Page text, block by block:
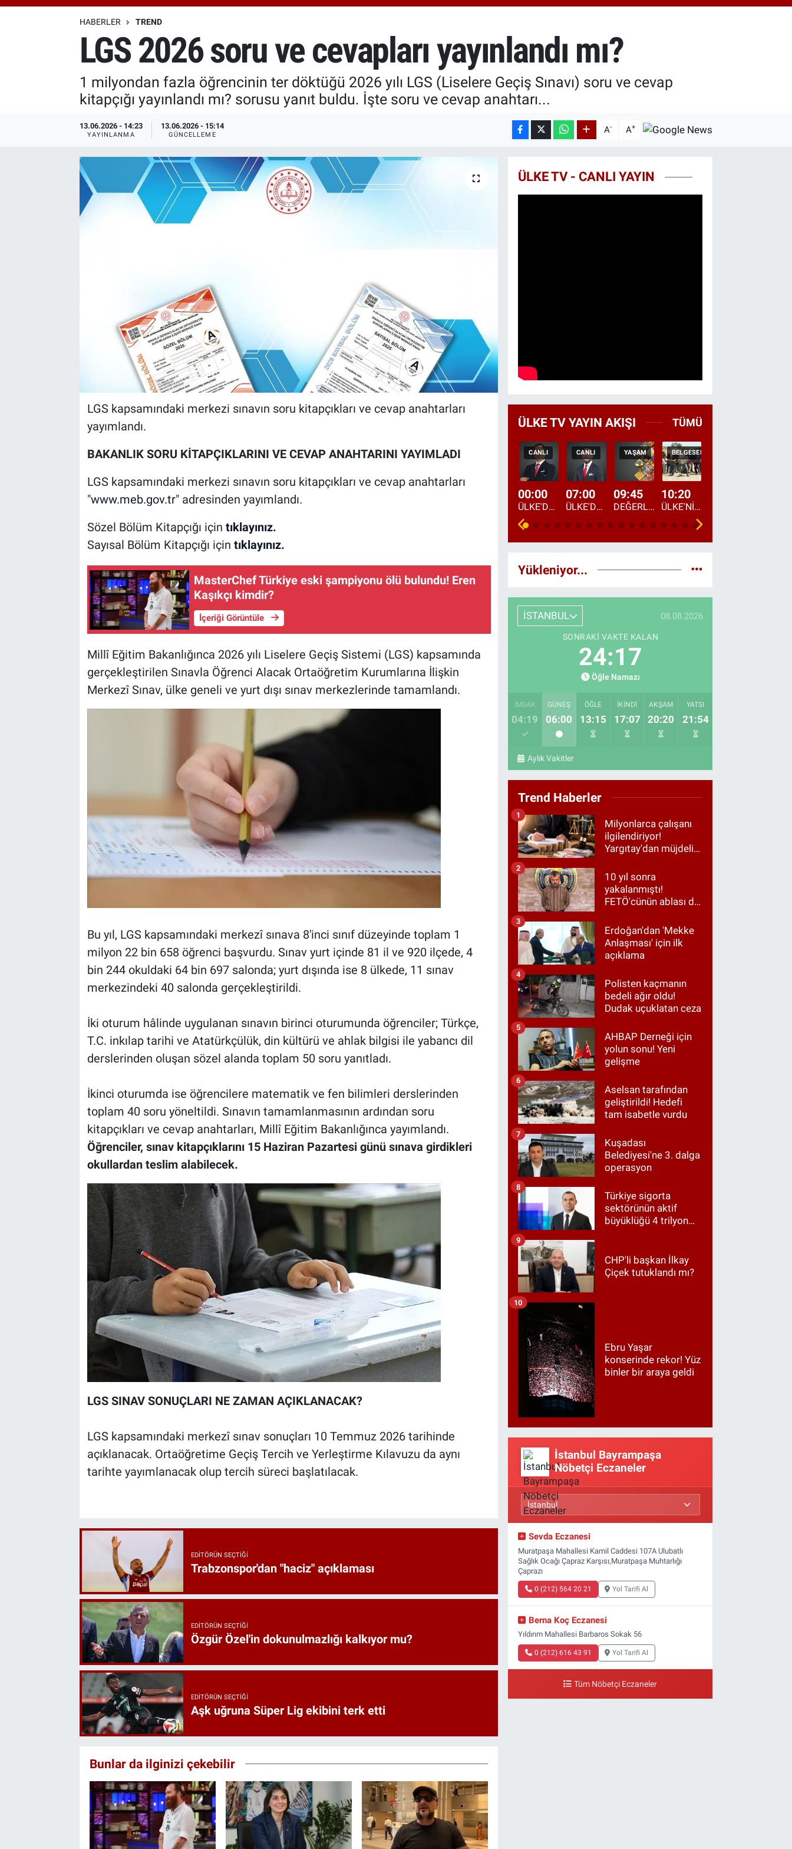
64.959,79
HABERLER TREND
LGS 2026 soru ve cevapları yayınlandı mı?
1 milyondan fazla öğrencinin ter döktüğü 2026 yılı LGS (Liselere Geçiş Sınavı) soru ve cevap
kitapçığı yayınlandı mı? sorusu yanıt buldu. İşte soru ve cevap anahtarı...
13.06.2026 - 14:23
YAYINLANMA
13.06.2026 - 15:14
GÜNCELLEME A- A+
LGS kapsamındaki merkezi sınavın soru kitapçıkları ve cevap anahtarları
yayımlandı.
BAKANLIK SORU KİTAPÇIKLARINI VE CEVAP ANAHTARINI YAYIMLADI
LGS kapsamındaki merkezi sınavın soru kitapçıkları ve cevap anahtarları
"www.meb.gov.tr" adresinden yayımlandı.
Sözel Bölüm Kitapçığı için tıklayınız.
Sayısal Bölüm Kitapçığı için tıklayınız.
MasterChef Türkiye eski şampiyonu ölü bulundu! Eren
Kaşıkçı kimdir?
İçeriği Görüntüle
Millî Eğitim Bakanlığınca 2026 yılı Liselere Geçiş Sistemi (LGS) kapsamında
gerçekleştirilen Sınavla Öğrenci Alacak Ortaöğretim Kurumlarına İlişkin
Merkezî Sınav, ülke geneli ve yurt dışı sınav merkezlerinde tamamlandı.
Bu yıl, LGS kapsamındaki merkezî sınava 8'inci sınıf düzeyinde toplam 1
milyon 22 bin 658 öğrenci başvurdu. Sınav yurt içinde 81 il ve 920 ilçede, 4
bin 244 okuldaki 64 bin 697 salonda; yurt dışında ise 8 ülkede, 11 sınav
merkezindeki 40 salonda gerçekleştirildi.
İki oturum hâlinde uygulanan sınavın birinci oturumunda öğrenciler; Türkçe,
T.C. inkılap tarihi ve Atatürkçülük, din kültürü ve ahlak bilgisi ile yabancı dil
derslerinden oluşan sözel alanda toplam 50 soru yanıtladı.
İkinci oturumda ise öğrencilere matematik ve fen bilimleri derslerinden
toplam 40 soru yöneltildi. Sınavın tamamlanmasının ardından soru
kitapçıkları ve cevap anahtarları, Millî Eğitim Bakanlığınca yayımlandı.
Öğrenciler, sınav kitapçıklarını 15 Haziran Pazartesi günü sınava girdikleri
okullardan teslim alabilecek.
LGS SINAV SONUÇLARI NE ZAMAN AÇIKLANACAK?
LGS kapsamındaki merkezî sınav sonuçları 10 Temmuz 2026 tarihinde
açıklanacak. Ortaöğretime Geçiş Tercih ve Yerleştirme Kılavuzu da aynı
tarihte yayımlanacak olup tercih süreci başlatılacak.
EDITÖRÜN SEÇTIĞI
Trabzonspor'dan "haciz" açıklaması
EDITÖRÜN SEÇTIĞI
Özgür Özel'in dokunulmazlığı kalkıyor mu?
EDITÖRÜN SEÇTIĞI
Aşk uğruna Süper Lig ekibini terk etti
Bunlar da ilginizi çekebilir
ÜLKE TV - CANLI YAYIN
ÜLKE TV YAYIN AKIŞI TÜMÜ
CANLI
00:00
ÜLKE'DE BU GECE
CANLI
07:00
ÜLKE'DE HAFTA SONU
YAŞAM
09:45
DEĞERLERİN DAVETİ
BELGESEL
10:20
ÜLKE'NİN ÇOCUKLARI
Yükleniyor...
İSTANBUL 08.08.2026
SONRAKI VAKTE KALAN
24:16
Öğle Namazı
İMSAK
04:19
GÜNEŞ
06:00
ÖĞLE
13:15
İKINDI
17:07
AKŞAM
20:20
YATSI
21:54
Aylık Vakitler
Trend Haberler
Milyonlarca çalışanı
ilgilendiriyor!
Yargıtay'dan müjdeli
1
10 yıl sonra
yakalanmıştı!
FETÖ'cünün ablası da
2
Erdoğan'dan 'Mekke
Anlaşması' için ilk
açıklama
3
Polisten kaçmanın
bedeli ağır oldu!
Dudak uçuklatan ceza
4
AHBAP Derneği için
yolun sonu! Yeni
gelişme
5
Aselsan tarafından
geliştirildi! Hedefi
tam isabetle vurdu
6
Kuşadası
Belediyesi'ne 3. dalga
operasyon
7
Türkiye sigorta
sektörünün aktif
büyüklüğü 4 trilyon
8
CHP'li başkan İlkay
Çiçek tutuklandı mı?
9
Ebru Yaşar
konserinde rekor! Yüz
binler bir araya geldi
10
İstanbul Bayrampaşa
Nöbetçi Eczaneler
Sevda Eczanesi
Muratpaşa Mahallesi Kamil Caddesi 107A Ulubatlı
Sağlık Ocağı Çapraz Karşısı,Muratpaşa Muhtarlığı
Çaprazı
0 (212) 564 20 21 Yol Tarifi Al
Berna Koç Eczanesi
Yıldırım Mahallesi Barbaros Sokak 56
0 (212) 616 43 91 Yol Tarifi Al
Tüm Nöbetçi Eczaneler
Özel Haberler
Özel Haberler
Haber Arşivi